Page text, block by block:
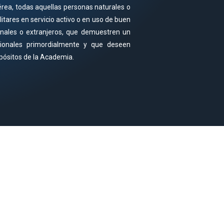
todas aquellas personas naturales o
en servicio activo o en uso de buen
o extranjeros, que demuestren un
primordialmente y que deseen
de la Academia.